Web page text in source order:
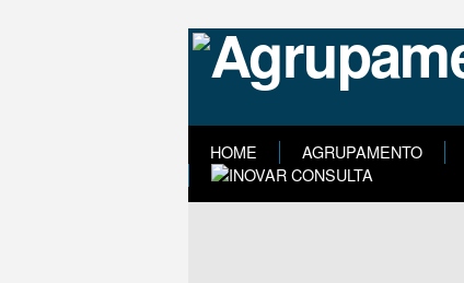
HOME AGRUPAMENTO